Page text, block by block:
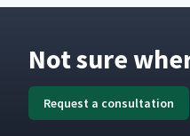
Not sure
Request a consultation